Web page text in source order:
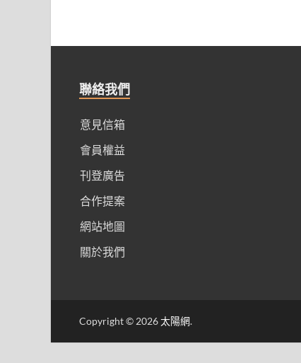
聯絡我們
意見信箱
會員權益
刊登廣告
合作提案
網站地圖
關於我們
Copyright © 2026太陽網.